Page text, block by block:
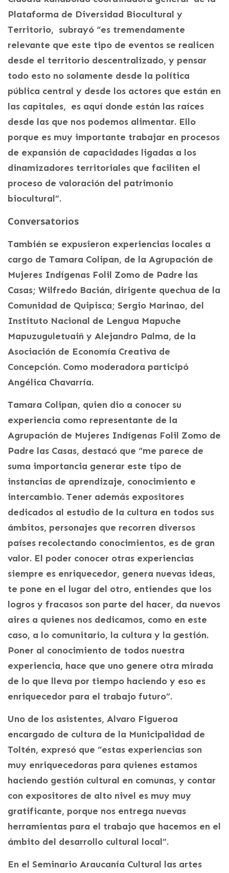
Plataforma de Diversidad Biocultural y
Territorio, subrayó “es tremendamente
relevante que este tipo de eventos se realicen
desde el territorio descentralizado, y pensar
todo esto no solamente desde la política
pública central y desde los actores que están en
las capitales, es aquí donde están las raíces
desde las que nos podemos alimentar. Ello
porque es muy importante trabajar en procesos
de expansión de capacidades ligadas a los
dinamizadores territoriales que faciliten el
proceso de valoración del patrimonio
biocultural”.
Conversatorios
También se expusieron experiencias locales a
cargo de Tamara Colipan, de la Agrupación de
Mujeres Indígenas Folil Zomo de Padre las
Casas; Wilfredo Bacián, dirigente quechua de la
Comunidad de Quipisca; Sergio Marinao, del
Instituto Nacional de Lengua Mapuche
Mapuzuguletuaiñ y Alejandro Palma, de la
Asociación de Economía Creativa de
Concepción. Como moderadora participó
Angélica Chavarría.
Tamara Colipan, quien dio a conocer su
experiencia como representante de la
Agrupación de Mujeres Indígenas Folil Zomo de
Padre las Casas, destacó que “me parece de
suma importancia generar este tipo de
instancias de aprendizaje, conocimiento e
intercambio. Tener además expositores
dedicados al estudio de la cultura en todos sus
ámbitos, personajes que recorren diversos
países recolectando conocimientos, es de gran
valor. El poder conocer otras experiencias
siempre es enriquecedor, genera nuevas ideas,
te pone en el lugar del otro, entiendes que los
logros y fracasos son parte del hacer, da nuevos
aires a quienes nos dedicamos, como en este
caso, a lo comunitario, la cultura y la gestión.
Poner al conocimiento de todos nuestra
experiencia, hace que uno genere otra mirada
de lo que lleva por tiempo haciendo y eso es
enriquecedor para el trabajo futuro”.
Uno de los asistentes, Alvaro Figueroa
encargado de cultura de la Municipalidad de
Toltén, expresó que “estas experiencias son
muy enriquecedoras para quienes estamos
haciendo gestión cultural en comunas, y contar
con expositores de alto nivel es muy muy
gratificante, porque nos entrega nuevas
herramientas para el trabajo que hacemos en el
ámbito del desarrollo cultural local”.
En el Seminario Araucanía Cultural las artes